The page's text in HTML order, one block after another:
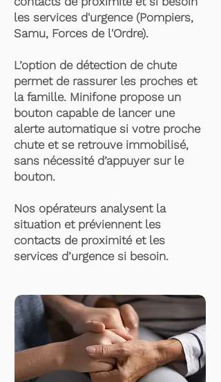
les services d'urgence (Pompiers,
Samu, Forces de l'Ordre).
L’option de détection de chute
permet de rassurer les proches et
la famille. Minifone propose un
bouton capable de lancer une
alerte automatique si votre proche
chute et se retrouve immobilisé,
sans nécessité d’appuyer sur le
bouton.
Nos opérateurs analysent la
situation et préviennent les
contacts de proximité et les
services d’urgence si besoin.